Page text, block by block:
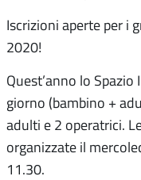
Iscrizioni aperte per i
2020!
Quest’anno lo
giorno (bambino +
adulti e 2 operatrici.
organizzate il
11.30.